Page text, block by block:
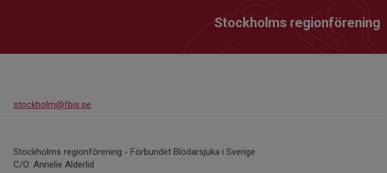
Stockholms regionförening
stockholm@fbis.se
Stockholms regionförening - Förbundet Blödarsjuka i Sverige
C/O: Annelie Alderlid